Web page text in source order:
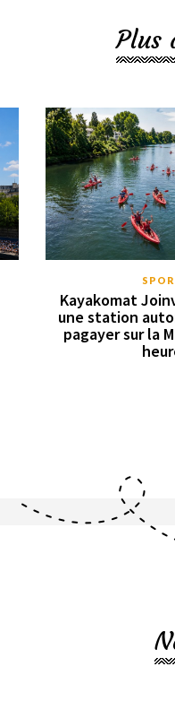
Plus
Kayakomat
une station
pagayer sur la